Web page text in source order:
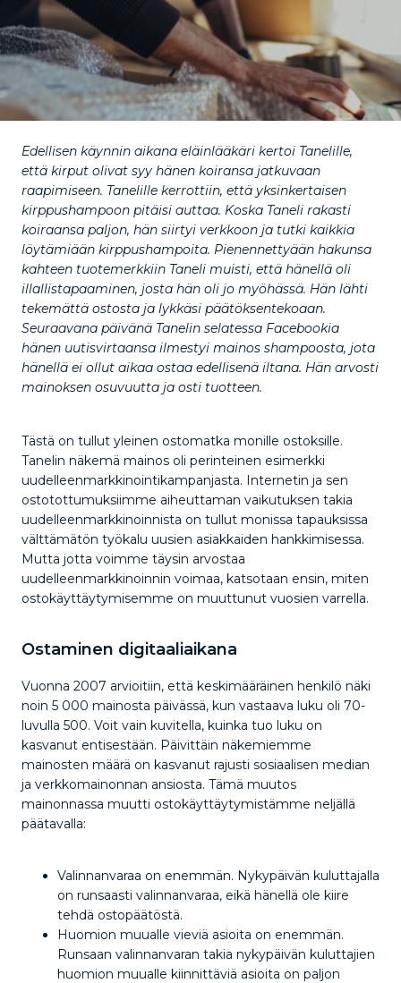
Edellisen käynnin aikana eläinlääkäri kertoi Tanelille,
että kirput olivat syy hänen koiransa jatkuvaan
raapimiseen. Tanelille kerrottiin, että yksinkertaisen
kirppushampoon pitäisi auttaa. Koska Taneli rakasti
koiraansa paljon, hän siirtyi verkkoon ja tutki kaikkia
löytämiään kirppushampoita. Pienennettyään hakunsa
kahteen tuotemerkkiin Taneli muisti, että hänellä oli
illallistapaaminen, josta hän oli jo myöhässä. Hän lähti
tekemättä ostosta ja lykkäsi päätöksentekoaan.
Seuraavana päivänä Tanelin selatessa Facebookia
hänen uutisvirtaansa ilmestyi mainos shampoosta, jota
hänellä ei ollut aikaa ostaa edellisenä iltana. Hän arvosti
mainoksen osuvuutta ja osti tuotteen.
Tästä on tullut yleinen ostomatka monille ostoksille.
Tanelin näkemä mainos oli perinteinen esimerkki
uudelleenmarkkinointikampanjasta. Internetin ja sen
ostotottumuksiimme aiheuttaman vaikutuksen takia
uudelleenmarkkinoinnista on tullut monissa tapauksissa
välttämätön työkalu uusien asiakkaiden hankkimisessa.
Mutta jotta voimme täysin arvostaa
uudelleenmarkkinoinnin voimaa, katsotaan ensin, miten
ostokäyttäytymisemme on muuttunut vuosien varrella.
Ostaminen digitaaliaikana
Vuonna 2007 arvioitiin, että keskimääräinen henkilö näki
noin 5 000 mainosta päivässä, kun vastaava luku oli 70-
luvulla 500. Voit vain kuvitella, kuinka tuo luku on
kasvanut entisestään. Päivittäin näkemiemme
mainosten määrä on kasvanut rajusti sosiaalisen median
ja verkkomainonnan ansiosta. Tämä muutos
mainonnassa muutti ostokäyttäytymistämme neljällä
päätavalla:
Valinnanvaraa on enemmän. Nykypäivän kuluttajalla
on runsaasti valinnanvaraa, eikä hänellä ole kiire
tehdä ostopäätöstä.
Huomion muualle vieviä asioita on enemmän.
Runsaan valinnanvaran takia nykypäivän kuluttajien
huomion muualle kiinnittäviä asioita on paljon